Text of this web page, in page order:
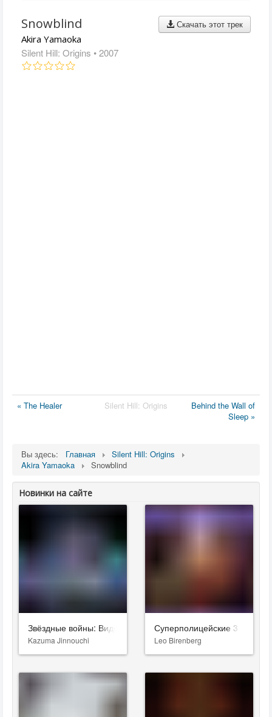
Скачать этот трек
Snowblind
Akira Yamaoka
Silent Hill: Origins • 2007
« The Healer Silent Hill: Origins
Behind the Wall of
Sleep »
Вы здесь: Главная
Silent Hill: Origins
Akira Yamaoka
Snowblind
Новинки на сайте
Звёздные войны: Видения. Девятый джедай
Kazuma Jinnouchi
Суперполицейские 3
Leo Birenberg